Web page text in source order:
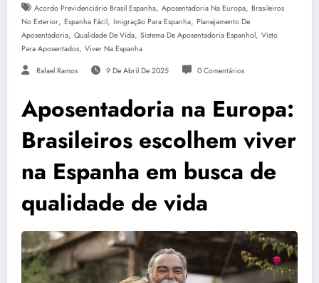
Acordo Previdenciário Brasil Espanha, Aposentadoria Na Europa, Brasileiros
No Exterior, Espanha Fácil, Imigração Para Espanha, Planejamento De
Aposentadoria, Qualidade De Vida, Sistema De Aposentadoria Espanhol, Visto
Para Aposentados, Viver Na Espanha
Rafael Ramos 9 De Abril De 2025 0 Comentários
Aposentadoria na Europa:
Brasileiros escolhem viver
na Espanha em busca de
qualidade de vida